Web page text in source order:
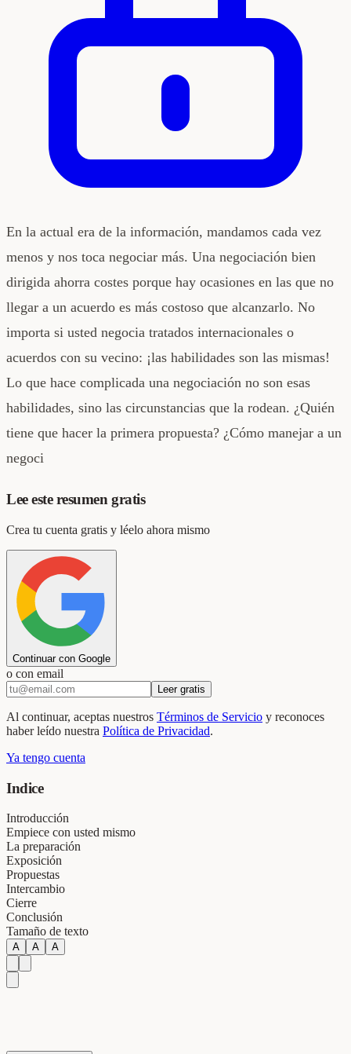
En la actual era de la información, mandamos cada vez
menos y nos toca negociar más. Una negociación bien
dirigida ahorra costes porque hay ocasiones en las que no
llegar a un acuerdo es más costoso que alcanzarlo. No
importa si usted negocia tratados internacionales o
acuerdos con su vecino: ¡las habilidades son las mismas!
Lo que hace complicada una negociación no son esas
habilidades, sino las circunstancias que la rodean. ¿Quién
tiene que hacer la primera propuesta? ¿Cómo manejar a un
negoci
Lee este resumen gratis
Crea tu cuenta gratis y léelo ahora mismo
Continuar con Google
o con email
Leer gratis
Al continuar, aceptas nuestros Términos de Servicio y reconoces
haber leído nuestra Política de Privacidad.
Ya tengo cuenta
Indice
Introducción
Empiece con usted mismo
La preparación
Exposición
Propuestas
Intercambio
Cierre
Conclusión
Tamaño de texto
A A A